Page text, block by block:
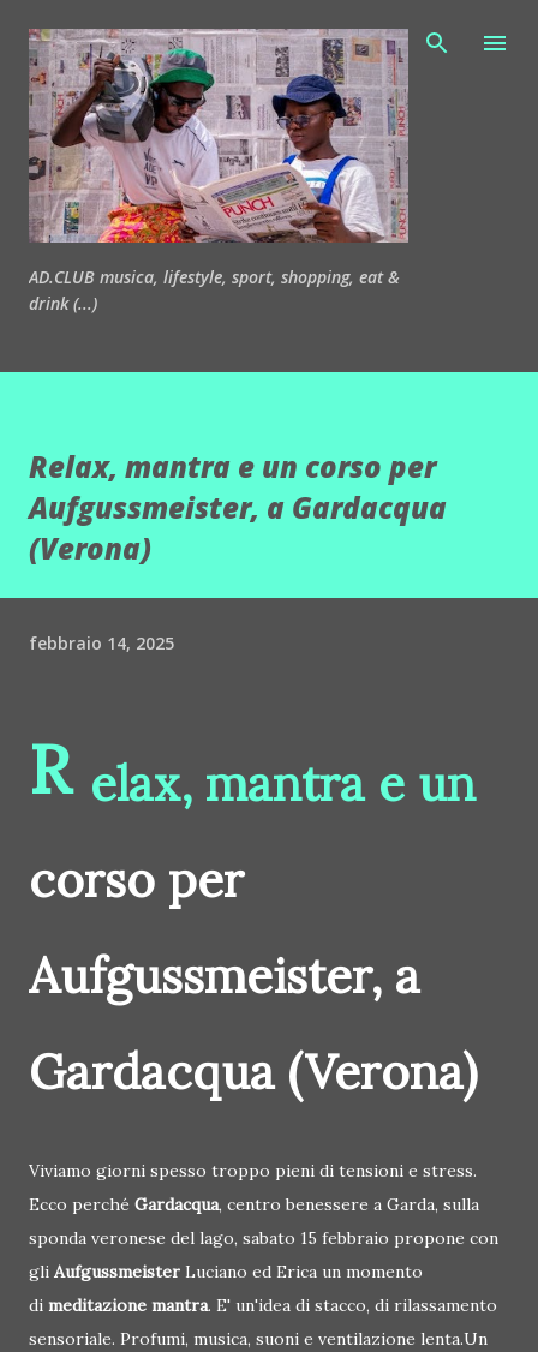
Passa ai contenuti principali
AD.CLUB musica, lifestyle, sport, shopping, eat &
drink (...)
Relax, mantra e un corso per
Aufgussmeister, a Gardacqua
(Verona)
febbraio 14, 2025
R elax, mantra e un
corso per
Aufgussmeister, a
Gardacqua (Verona)
Viviamo giorni spesso troppo pieni di tensioni e stress.
Ecco perché Gardacqua, centro benessere a Garda, sulla
sponda veronese del lago, sabato 15 febbraio propone con
gli Aufgussmeister Luciano ed Erica un momento
di meditazione mantra. E' un'idea di stacco, di rilassamento
sensoriale. Profumi, musica, suoni e ventilazione lenta.Un